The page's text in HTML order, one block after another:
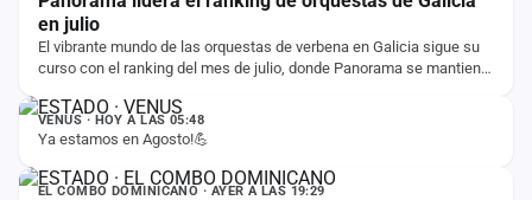
en julio
El vibrante mundo de las orquestas de verbena en Galicia sigue su
curso con el ranking del mes de julio, donde Panorama se mantiene
ESTADO
VENUS · HOY A LAS 05:48
Ya estamos en Agosto!💪
ESTADO
EL COMBO DOMINICANO · AYER A LAS 19:29